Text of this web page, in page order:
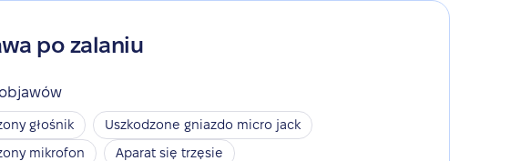
po zalaniu
głośnik
Uszkodzone gniazdo micro jack
mikrofon
Aparat się trzęsie